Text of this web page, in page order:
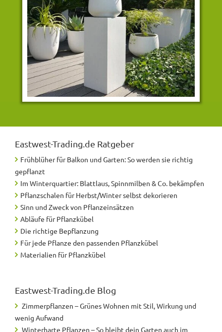
Eastwest-Trading.de Ratgeber
Frühblüher für Balkon und Garten: So werden sie richtig
gepflanzt
Im Winterquartier: Blattlaus, Spinnmilben & Co. bekämpfen
Pflanzschalen für Herbst/Winter selbst dekorieren
Sinn und Zweck von Pflanzeinsätzen
Abläufe für Pflanzkübel
Die richtige Bepflanzung
Für jede Pflanze den passenden Pflanzkübel
Materialien für Pflanzkübel
Eastwest-Trading.de Blog
Zimmerpflanzen – Grünes Wohnen mit Stil, Wirkung und
wenig Aufwand
Winterharte Pflanzen – So bleibt dein Garten auch im